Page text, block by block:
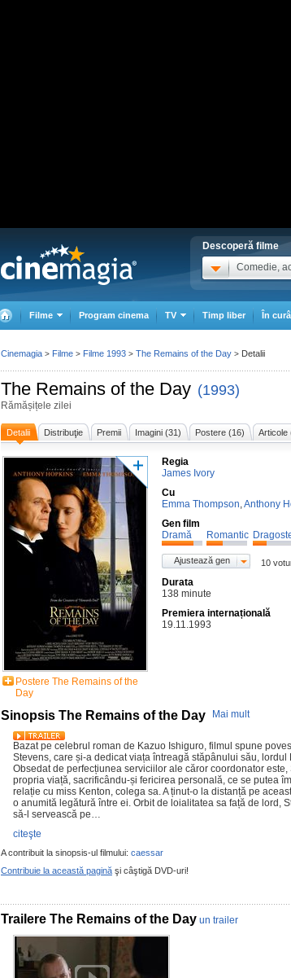
Descoperă filme
Comedie,
Filme Program cinema TV Timp liber În
The Remains of the Day (1993)
Rămășițele zilei
Detalii Distribuţie Premii Imagini (31) Postere (16) Articole
Postere The Remains of the
Day
Regia
James Ivory
Cu
Emma Thompson,Anthony
Gen film
Dramă
Romantic
Ajustează gen 10
Durata
138 minute
Premiera internațională
19.11.1993
Sinopsis The Remains of the Day Mai mult
Bazat pe celebrul roman de Kazuo Ishiguro, filmul spune
Stevens, care și-a dedicat viața întreagă stăpânului său, lordul
Obsedat de perfecțiunea serviciilor ale căror coordonator
propria viață, sacrificându-și fericirea personală, ce se putea
relație cu miss Kenton, colega sa. A ținut-o la distanță pe
o anumită legătură între ei. Orbit de loialitatea sa față de lord,
să-l servească pe…
citeşte
A contribuit la sinopsis-ul filmului: caessar
Contribuie la această pagină şi câştigă DVD-uri!
Trailere The Remains of the Day un trailer
Cinemagia > Filme > Filme 1993 > The Remains of the Day > Detalii